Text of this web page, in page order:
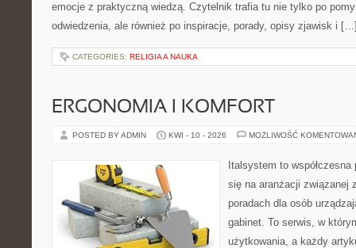
emocje z praktyczną wiedzą. Czytelnik trafia tu nie tylko po
odwiedzenia, ale również po inspiracje, porady, opisy zjawisk i
CATEGORIES: RELIGIA A NAUKA
ERGONOMIA I KOMFORT
POSTED BY ADMIN KWI - 10 - 2026 MOŻLIWOŚĆ
Italsystem to
się na aranżacji związanej
poradach dla osób
gabinet. To serwis, w
użytkowania, a każdy